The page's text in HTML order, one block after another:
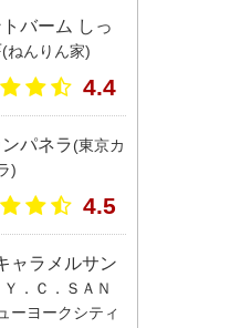
バーム しっ
(ねんりん家)
4.4
パネラ(東京カ
)
4.5
ャラメルサン
．Ｃ．ＳＡＮ
ーヨークシティ